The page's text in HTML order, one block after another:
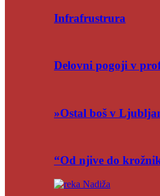
Infrafrustrura
Delovni pogoji v
»Ostal boš v
“Od njive do